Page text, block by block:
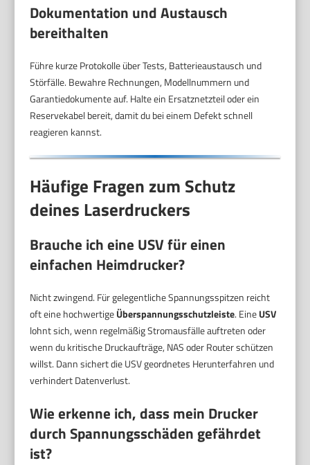
Dokumentation und Austausch
bereithalten
Führe kurze Protokolle über Tests, Batterieaustausch und
Störfälle. Bewahre Rechnungen, Modellnummern und
Garantiedokumente auf. Halte ein Ersatznetzteil oder ein
Reservekabel bereit, damit du bei einem Defekt schnell
reagieren kannst.
Häufige Fragen zum Schutz
deines Laserdruckers
Brauche ich eine USV für einen
einfachen Heimdrucker?
Nicht zwingend. Für gelegentliche Spannungsspitzen reicht
oft eine hochwertigeÜberspannungsschutzleiste. EineUSV
lohnt sich, wenn regelmäßig Stromausfälle auftreten oder
wenn du kritische Druckaufträge, NAS oder Router schützen
willst. Dann sichert die USV geordnetes Herunterfahren und
verhindert Datenverlust.
Wie erkenne ich, dass mein Drucker
durch Spannungsschäden gefährdet
ist?